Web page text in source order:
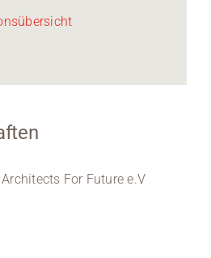
For Future e.V